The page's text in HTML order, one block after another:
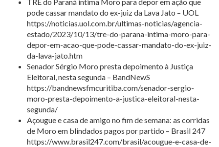
pode cassar mandato do ex-juiz da Lava Jato – UOL
https://noticias.uol.com.br/ultimas-noticias/agencia-
estado/2023/10/13/tre-do-parana-intima-moro-para-
depor-em-acao-que-pode-cassar-mandato-do-ex-juiz-
da-lava-jato.htm
Senador Sérgio Moro presta depoimento à Justiça
Eleitoral, nesta segunda – BandNewS
https://bandnewsfmcuritiba.com/senador-sergio-
moro-presta-depoimento-a-justica-eleitoral-nesta-
segunda/
Açougue e casa de amigo no fim de semana: as corridas
de Moro em blindados pagos por partido – Brasil 247
https://www.brasil247.com/brasil/acougue-e-casa-de-